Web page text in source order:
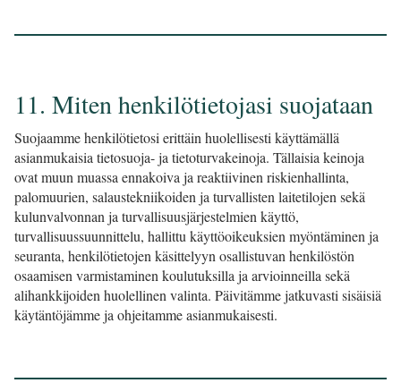
11. Miten henkilötietojasi suojataan
Suojaamme henkilötietosi erittäin huolellisesti käyttämällä
asianmukaisia tietosuoja- ja tietoturvakeinoja. Tällaisia keinoja
ovat muun muassa ennakoiva ja reaktiivinen riskienhallinta,
palomuurien, salaustekniikoiden ja turvallisten laitetilojen sekä
kulunvalvonnan ja turvallisuusjärjestelmien käyttö,
turvallisuussuunnittelu, hallittu käyttöoikeuksien myöntäminen ja
seuranta, henkilötietojen käsittelyyn osallistuvan henkilöstön
osaamisen varmistaminen koulutuksilla ja arvioinneilla sekä
alihankkijoiden huolellinen valinta. Päivitämme jatkuvasti sisäisiä
käytäntöjämme ja ohjeitamme asianmukaisesti.​​​​​​​